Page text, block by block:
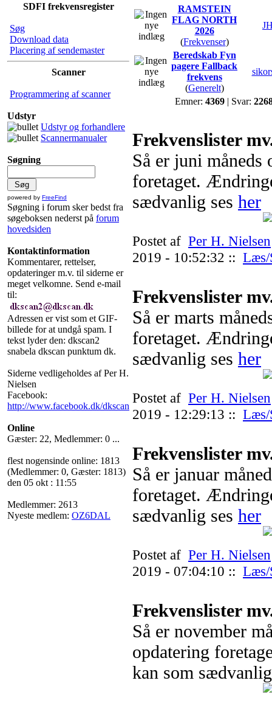
SDFI frekvensregister
Søg
Download data
Placering af sendemaster
Scanner
Programmering af scanner
Udstyr
Udstyr og forhandlere
Scannermanualer
Søgning
powered by FreeFind
Søgning i forum sker bedst fra
søgeboksen nederst på forum
hovedsiden
Kontaktinformation
Kommentarer, rettelser,
opdateringer m.v. til siderne er
meget velkomne. Send e-mail
til:
Adressen er vist som et GIF-
billede for at undgå spam. I
tekst lyder den: dkscan2
snabela dkscan punktum dk.
Siderne vedligeholdes af Per H.
Nielsen
Facebook:
http://www.facebook.dk/dkscan
Online
Gæster: 22, Medlemmer: 0 ...
flest nogensinde online: 1813
(Medlemmer: 0, Gæster: 1813)
den 05 okt : 11:55
Medlemmer: 2613
Nyeste medlem: OZ6DAL
RAMSTEIN
FLAG NORTH
2026
(Frekvenser)
Beredskab Fyn
pagere Fallback
frekvens
(Generelt)
Emner: 4369 | Svar:
Frekvenslister
Så er juni måneds
foretaget.
sædvanlig ses her
Postet af Per H. Nielsen
2019 - 10:52:32 :: Læs/
Frekvenslister
Så er marts
foretaget.
sædvanlig ses her
Postet af Per H. Nielsen
2019 - 12:29:13 :: Læs/
Frekvenslister
Så er januar
foretaget.
sædvanlig ses her
Postet af Per H. Nielsen
2019 - 07:04:10 :: Læs/
Frekvenslister
Så er november
opdatering
kan som